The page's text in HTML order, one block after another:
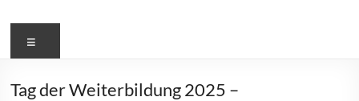
PbEB
Plattform
berufsbezogene
Tag der Weiterbildung 2025 –